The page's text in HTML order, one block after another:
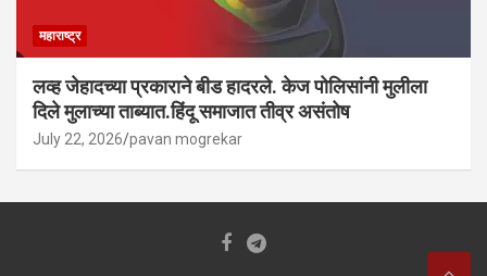
महाराष्ट्र
लव्ह जेहादच्या प्रकाराने बीड हादरले. केज पोलिसांनी मुलीला
दिले मुलाच्या ताब्यात.हिंदू समाजात तीव्र असंतोष
July 22, 2026 pavan mogrekar